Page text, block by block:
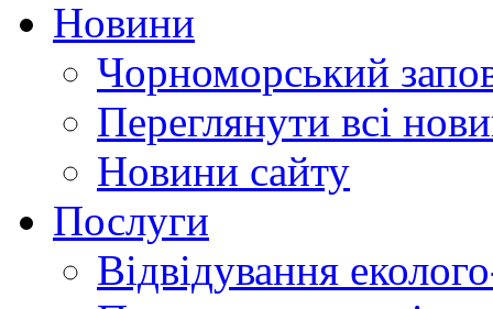
Новини
Чорноморський
Переглянути всі
Новини сайту
Послуги
Відвідування